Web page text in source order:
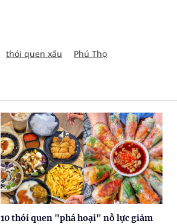
thói quen xấu Phú Thọ
10 thói quen "phá hoại" nỗ lực giảm